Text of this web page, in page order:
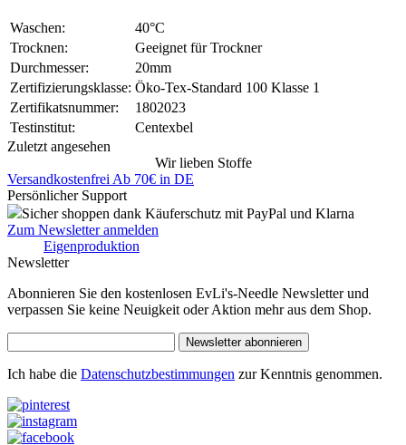
Waschen:
40°C
Trocknen:
Geeignet für Trockner
Durchmesser:
20mm
Zertifizierungsklasse: Öko-Tex-Standard 100 Klasse 1
Zertifikatsnummer:
1802023
Testinstitut:
Centexbel
Zuletzt angesehen
Wir lieben Stoffe
Versandkostenfrei Ab 70€ in DE
Persönlicher Support
Sicher shoppen dank Käuferschutz mit PayPal und Klarna
Zum Newsletter anmelden
Eigenproduktion
Newsletter
Abonnieren Sie den kostenlosen EvLi's-Needle Newsletter und
verpassen Sie keine Neuigkeit oder Aktion mehr aus dem Shop.
Newsletter abonnieren
Ich habe die Datenschutzbestimmungen zur Kenntnis genommen.